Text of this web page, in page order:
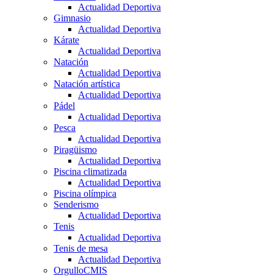
Actualidad Deportiva
Gimnasio
Actualidad Deportiva
Kárate
Actualidad Deportiva
Natación
Actualidad Deportiva
Natación artística
Actualidad Deportiva
Pádel
Actualidad Deportiva
Pesca
Actualidad Deportiva
Piragüismo
Actualidad Deportiva
Piscina climatizada
Actualidad Deportiva
Piscina olímpica
Senderismo
Actualidad Deportiva
Tenis
Actualidad Deportiva
Tenis de mesa
Actualidad Deportiva
OrgulloCMIS